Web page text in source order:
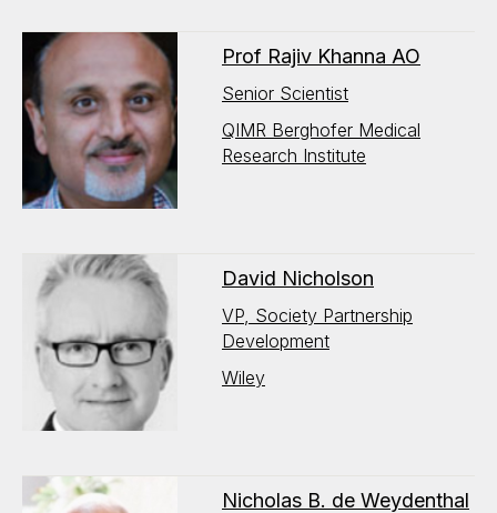
Prof Rajiv Khanna AO
Senior Scientist
QIMR Berghofer Medical
Research Institute
David Nicholson
VP, Society Partnership
Development
Wiley
Nicholas B. de Weydenthal